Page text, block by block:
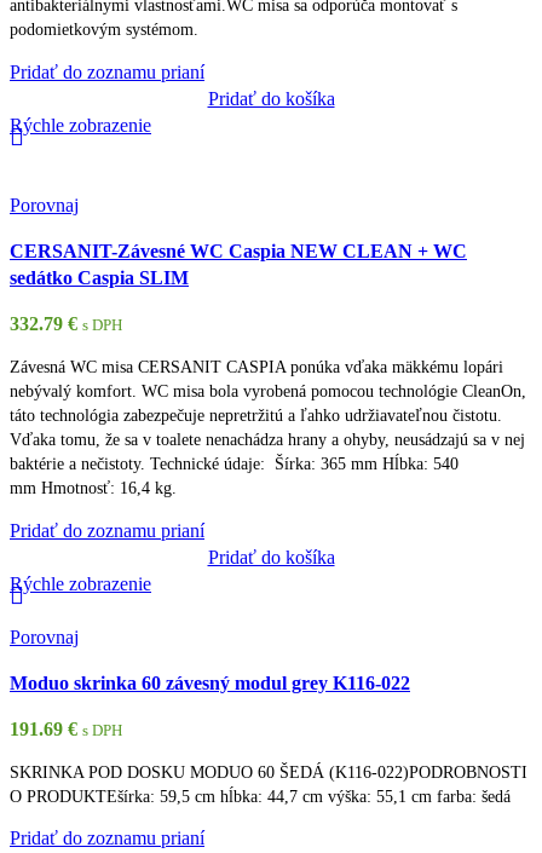
antibakteriálnymi vlastnosťami.WC misa sa odporúča montovať s
podomietkovým systémom.
Pridať do zoznamu prianí
Pridať do košíka
Rýchle zobrazenie
Porovnaj
CERSANIT-Závesné WC Caspia NEW CLEAN + WC
sedátko Caspia SLIM
332.79 € s DPH
Závesná WC misa CERSANIT CASPIA ponúka vďaka mäkkému lopári
nebývalý komfort. WC misa bola vyrobená pomocou technológie CleanOn,
táto technológia zabezpečuje nepretržitú a ľahko udržiavateľnou čistotu.
Vďaka tomu, že sa v toalete nenachádza hrany a ohyby, neusádzajú sa v nej
baktérie a nečistoty. Technické údaje: Šírka: 365 mm Hĺbka: 540
mm Hmotnosť: 16,4 kg.
Pridať do zoznamu prianí
Pridať do košíka
Rýchle zobrazenie
Porovnaj
Moduo skrinka 60 závesný modul grey K116-022
191.69 € s DPH
SKRINKA POD DOSKU MODUO 60 ŠEDÁ (K116-022)PODROBNOSTI
O PRODUKTEšírka: 59,5 cm hĺbka: 44,7 cm výška: 55,1 cm farba: šedá
Pridať do zoznamu prianí